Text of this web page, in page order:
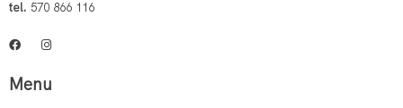
tel. 570 866 116
Menu